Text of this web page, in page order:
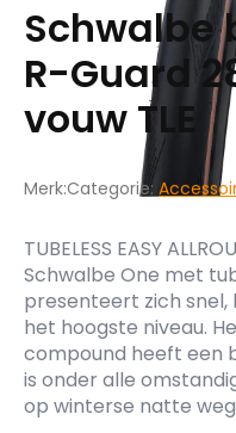
Schwalbe
R-Guard
vouw TLE
Merk:Categorie:
TUBELESS EASY
Schwalbe One met
presenteert zich
het hoogste niveau.
compound heeft een
is onder alle
op winterse natte